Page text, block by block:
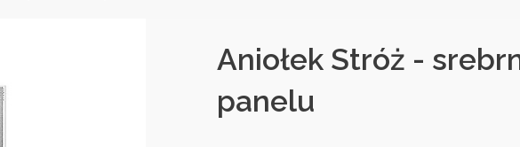
Aniołek Stróż -
panelu